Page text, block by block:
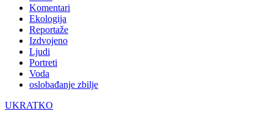
Komentari
Ekologija
Reportaže
Izdvojeno
Ljudi
Portreti
Voda
oslobađanje zbilje
UKRATKO